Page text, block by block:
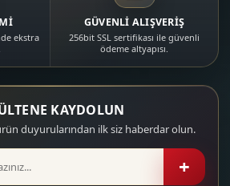
ekstra
GÜVENLİ ALIŞVERİŞ
256bit SSL sertifikası ile güvenli
ödeme altyapısı.
KAYDOLUN
duyurularından ilk siz haberdar olun.
+